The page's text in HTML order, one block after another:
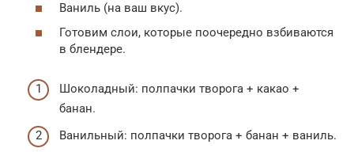
Ваниль (на ваш вкус).
Готовим слои, которые поочередно взбиваются
в блендере.
Шоколадный: полпачки творога + какао +
банан.
Ванильный: полпачки творога + банан + ваниль.